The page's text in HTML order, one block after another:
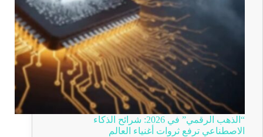
“الذهب الرقمي” في 2026: شرائح الذكاء
الاصطناعي ترفع ثروات أغنياء العالم